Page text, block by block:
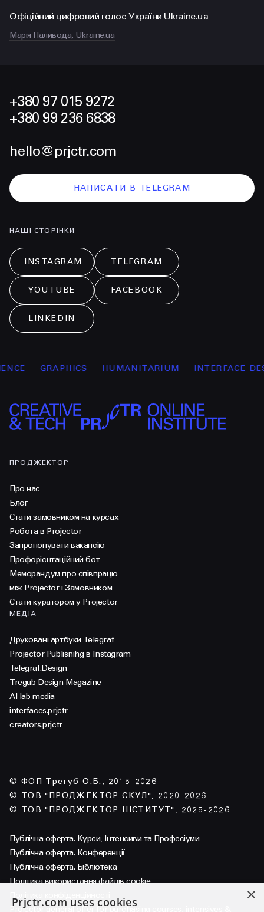
Офіційний цифровий голос України Ukraine.ua
Марія Паливода, Ukraine.ua
+380 97 015 9272
+380 99 236 6838
hello@prjctr.com
НАПИСАТИ В TELEGRAM
НАШІ СТОРІНКИ
INSTAGRAM TELEGRAM
YOUTUBE FACEBOOK
LINKEDIN
GRAPHICS HUMANITARIUM INTERFACE
ПРОДЖЕКТОР
Про нас
Блог
Стати замовником на курсах
Робота в Projector
Запропонувати вакансію
Профорієнтаційний бот
Меморандум про співпрацю
між Projector і Замовником
Стати куратором у Projector
МЕДІА
Друковані артбуки Telegraf
Projector Publisnihg в Instagram
Telegraf.Design
Tregub Design Magazine
AI lab media
interfaces.prjctr
creators.prjctr
© ФОП Трегуб О.Б., 2015-2026
© ТОВ "ПРОДЖЕКТОР СКУЛ", 2020-2026
© ТОВ "ПРОДЖЕКТОР ІНСТИТУТ", 2025-2026
Публічна оферта. Курси, Інтенсиви та Професіуми
Публічна оферта. Конференції
Публічна оферта. Бібліотека
Політика використання файлів cookie
Projector general offer for purchasing courses, intensives &
×
Prjctr.com uses cookies